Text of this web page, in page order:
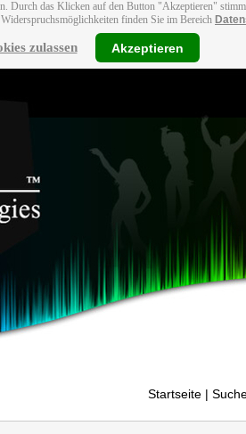
Durch das Klicken auf den Button "Akzeptieren"
finden Sie im Bereich
zulassen Akzeptieren
Startseite |